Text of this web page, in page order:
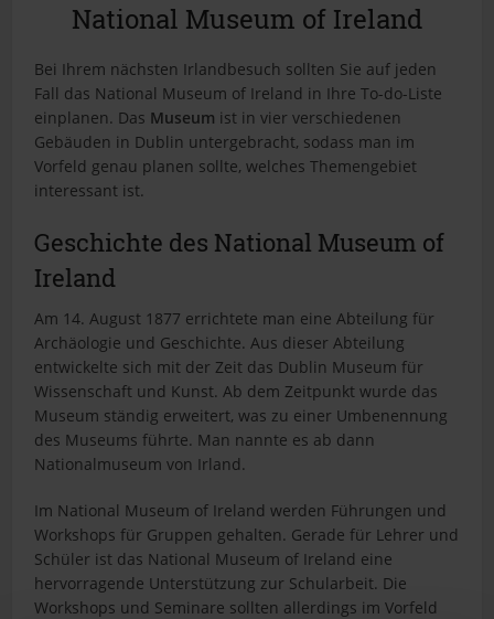
s
e
National Museum of Ireland
Bei Ihrem nächsten Irlandbesuch sollten Sie auf jeden
Fall das National Museum of Ireland in Ihre To-do-Liste
einplanen. Das Museum ist in vier verschiedenen
Gebäuden in Dublin untergebracht, sodass man im
Vorfeld genau planen sollte, welches Themengebiet
interessant ist.
Geschichte des National Museum of
Ireland
Am 14. August 1877 errichtete man eine Abteilung für
Archäologie und Geschichte. Aus dieser Abteilung
entwickelte sich mit der Zeit das Dublin Museum für
Wissenschaft und Kunst. Ab dem Zeitpunkt wurde das
Museum ständig erweitert, was zu einer Umbenennung
des Museums führte. Man nannte es ab dann
Nationalmuseum von Irland.
Im National Museum of Ireland werden Führungen und
Workshops für Gruppen gehalten. Gerade für Lehrer und
Schüler ist das National Museum of Ireland eine
hervorragende Unterstützung zur Schularbeit. Die
Workshops und Seminare sollten allerdings im Vorfeld